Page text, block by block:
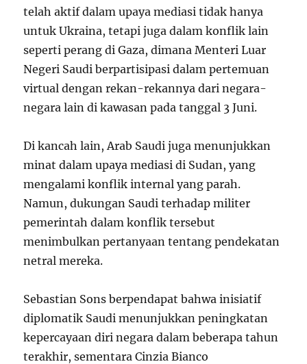
telah aktif dalam upaya mediasi tidak hanya
untuk Ukraina, tetapi juga dalam konflik lain
seperti perang di Gaza, dimana Menteri Luar
Negeri Saudi berpartisipasi dalam pertemuan
virtual dengan rekan-rekannya dari negara-
negara lain di kawasan pada tanggal 3 Juni.
Di kancah lain, Arab Saudi juga menunjukkan
minat dalam upaya mediasi di Sudan, yang
mengalami konflik internal yang parah.
Namun, dukungan Saudi terhadap militer
pemerintah dalam konflik tersebut
menimbulkan pertanyaan tentang pendekatan
netral mereka.
Sebastian Sons berpendapat bahwa inisiatif
diplomatik Saudi menunjukkan peningkatan
kepercayaan diri negara dalam beberapa tahun
terakhir, sementara Cinzia Bianco